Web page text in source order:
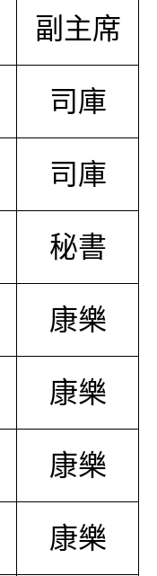
副主席
司庫
司庫
秘書
康樂
康樂
康樂
康樂